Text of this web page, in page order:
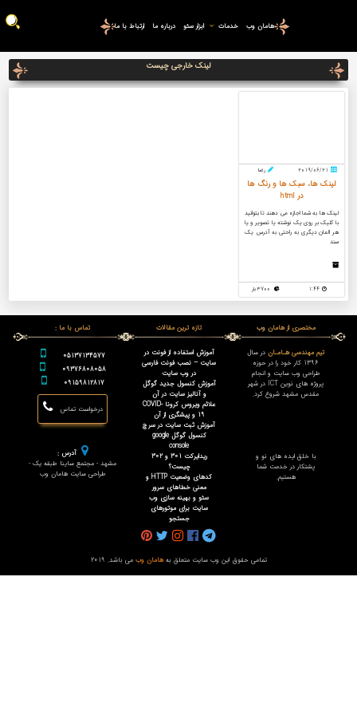
هامان وب خدمات ابزار سئو درباره ما ارتباط با ما
لینک خارجی چیست
2019/06/21 رضا
لینک ها، سبک ها و رنگ ها
در html
لینک ها به شما اجازه می دهند تا بتوانید
با کلیک بر روی یک نوشته یا تصویر و یا
هر المان دیگری به راحتی به آدرس یک
سند
1:44
مختصری از هامان وب
تیم مهندسی هـامـان در سال
1396 کار خود را در حوزه
طراحی وب سایت و انجام
پروژه های نوین ICT در شهر
مقدس مشهد شروع کرد.
با خلق ایده های نو و
پشتکار در خدمت شما
هستیم.
تازه ترین مقالات
آموزش استفاده از فونت در
سایت – نصب فونت فارسی
در وب سایت
آموزش کنسول جدید گوگل
و آنالیز سایت در آن
علائم ویروس کرونا COVID-
19 و پیشگری از آن
آموزش ثبت سایت در سرچ
کنسول گوگل google
console
ریدایرکت 301 و 302
چیست؟
کدهای وضعیت HTTP و
معنی خطاهای سرور
سئو و بهینه سازی وب
سایت برای موتورهای
جستجو
تماس با ما :
05137134577
09376808058
09159812817
درخواست تماس
آدرس :
مشهد - مجتمع ساینا طبقه یک -
طراحی سایت هامان وب
تمامی حقوق این وب سایت متعلق بههامان وب می باشد. 2019